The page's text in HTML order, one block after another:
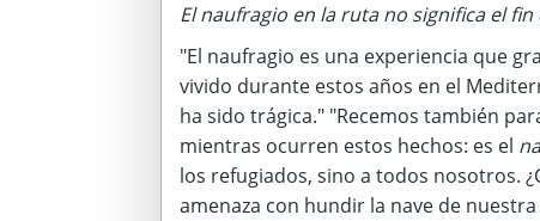
El naufragio en la ruta no significa el fin
"El naufragio es una experiencia que
vivido durante estos años en el
ha sido trágica." "Recemos también
mientras ocurren estos hechos: es el
los refugiados, sino a todos nosotros.
amenaza con hundir la nave de